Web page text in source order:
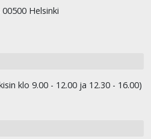
Helsinki
klo 9.00 - 12.00 ja 12.30 - 16.00)